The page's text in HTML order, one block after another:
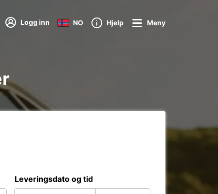
Logg inn NO Hjelp Meny
Leveringsdato og tid